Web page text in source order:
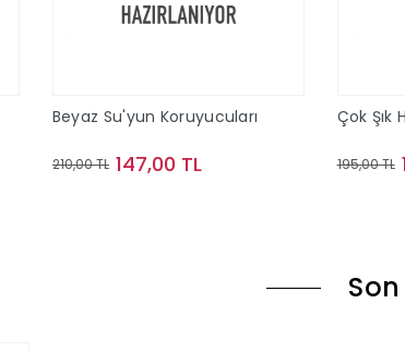
Beyaz Su'yun Koruyucuları
210,00 TL 147,00 TL
Çok Şık
195,00 TL